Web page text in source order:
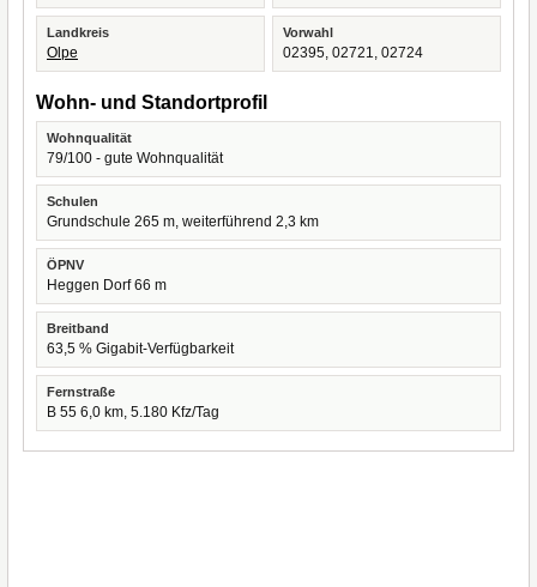
Landkreis
Olpe
Vorwahl
02395, 02721, 02724
Wohn- und Standortprofil
Wohnqualität
79/100 - gute Wohnqualität
Schulen
Grundschule 265 m, weiterführend 2,3 km
ÖPNV
Heggen Dorf 66 m
Breitband
63,5 % Gigabit-Verfügbarkeit
Fernstraße
B 55 6,0 km, 5.180 Kfz/Tag